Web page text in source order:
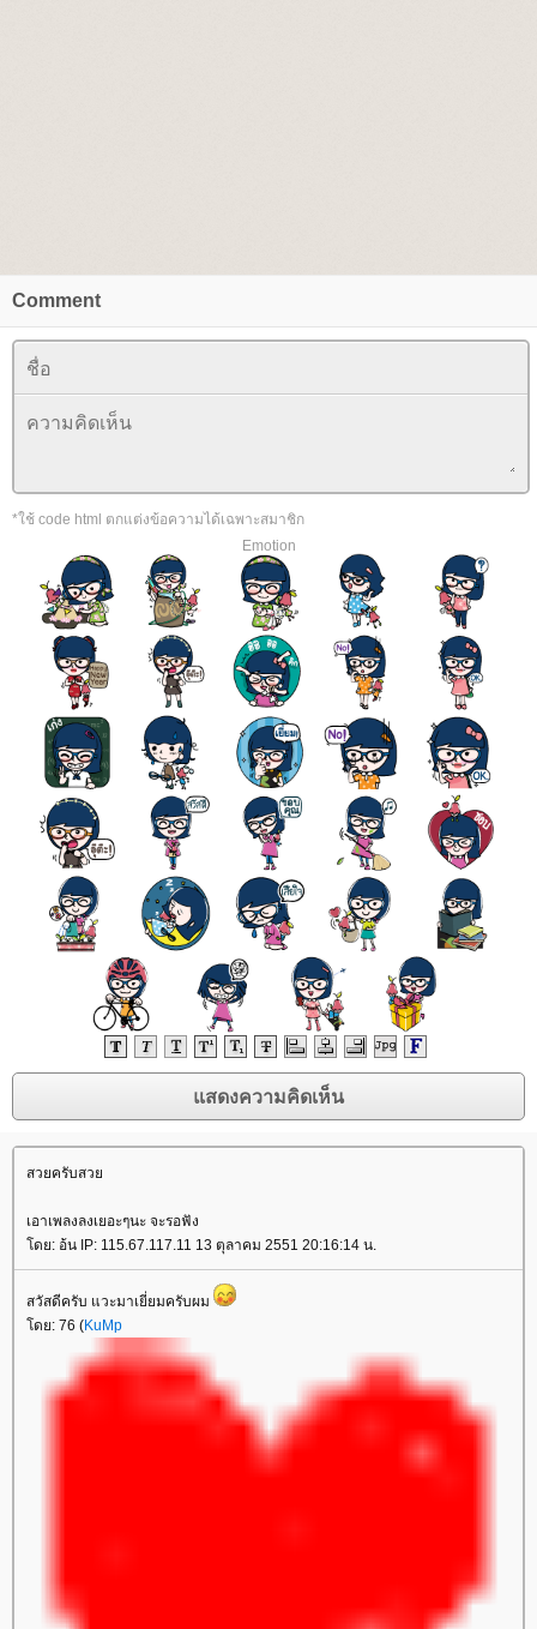
Comment
*ใช้ code html ตกแต่งข้อความได้เฉพาะสมาชิก
Emotion
สวยครับสว
เอาเพลงลงเยอะๆนะ จะรอฟัง
ดย: อ้น IP: 115.67.117.11 13 ตุลาคม 2551 20:16:14 น.
สวัสดีครับ แวะมาเยี่ยมครับผม
ดย: 76 (KuMp